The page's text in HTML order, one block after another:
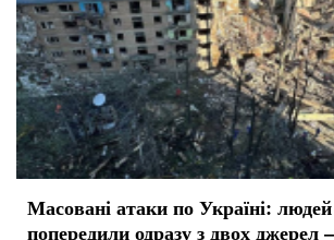
Масовані атаки по Україні:
попередили одразу з двох джерел